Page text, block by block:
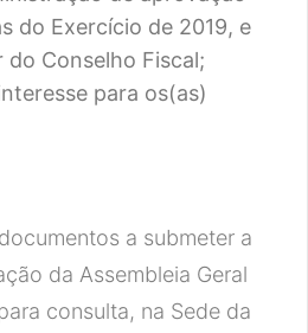
do Exercício de 2019, e
Conselho Fiscal;
para os(as)
a submeter a
da Assembleia Geral
consulta, na Sede da